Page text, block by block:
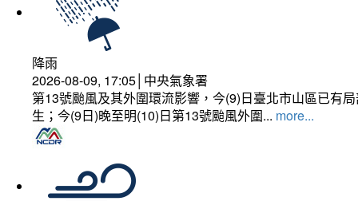
降雨
2026-08-09, 17:05│中央氣象署
第13號颱風及其外圍環流影響，今(9)日臺北市山區已有
生；今(9日)晚至明(10)日第13號颱風外圍... more...